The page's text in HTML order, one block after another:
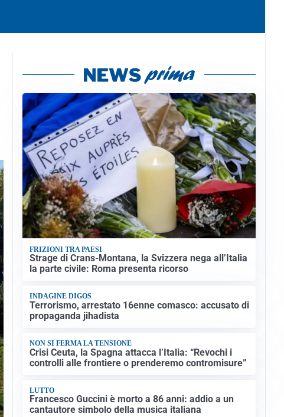
FRIZIONI TRA PAESI
Strage di Crans-Montana, la Svizzera nega all’Italia
la parte civile: Roma presenta ricorso
INDAGINE DIGOS
Terrorismo, arrestato 16enne comasco: accusato di
propaganda jihadista
NON SI FERMA LA TENSIONE
Crisi Ceuta, la Spagna attacca l’Italia: “Revochi i
controlli alle frontiere o prenderemo contromisure”
LUTTO
Francesco Guccini è morto a 86 anni: addio a un
cantautore simbolo della musica italiana